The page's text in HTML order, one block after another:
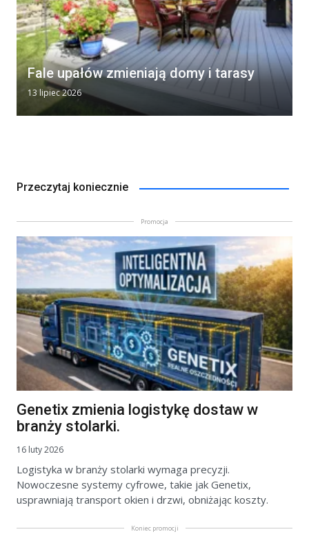
Fale upałów zmieniają domy i tarasy
13 lipiec 2026
Przeczytaj koniecznie
Promocja
Genetix zmienia logistykę dostaw w
branży stolarki.
16 luty 2026
Logistyka w branży stolarki wymaga precyzji.
Nowoczesne systemy cyfrowe, takie jak Genetix,
usprawniają transport okien i drzwi, obniżając koszty.
Koniec promocji